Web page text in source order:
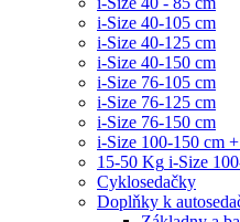
i-Size 40-105 cm
i-Size 40-125 cm
i-Size 40-150 cm
i-Size 76-105 cm
i-Size 76-125 cm
i-Size 76-150 cm
i-Size 100-150 cm
15-50 Kg i-Size
Cyklosedačky
Doplňky k